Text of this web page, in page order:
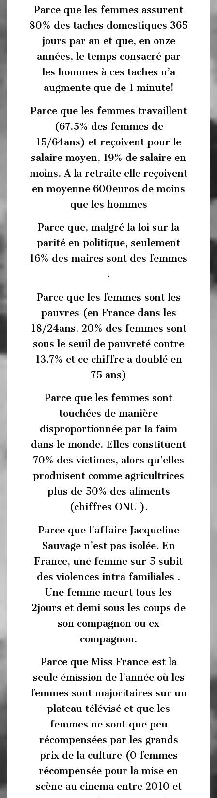
Parce que les femmes assurent
80% des taches domestiques 365
jours par an et que, en onze
années, le temps consacré par
les hommes à ces taches n’a
augmente que de 1 minute!
Parce que les femmes travaillent
(67.5% des femmes de
15/64ans) et reçoivent pour le
salaire moyen, 19% de salaire en
moins. A la retraite elle reçoivent
en moyenne 600euros de moins
que les hommes
Parce que, malgré la loi sur la
parité en politique, seulement
16% des maires sont des femmes
.
Parce que les femmes sont les
pauvres (en France dans les
18/24ans, 20% des femmes sont
sous le seuil de pauvreté contre
13.7% et ce chiffre a doublé en
75 ans)
Parce que les femmes sont
touchées de manière
disproportionnée par la faim
dans le monde. Elles constituent
70% des victimes, alors qu’elles
produisent comme agricultrices
plus de 50% des aliments
(chiffres ONU ).
Parce que l’affaire Jacqueline
Sauvage n’est pas isolée. En
France, une femme sur 5 subit
des violences intra familiales .
Une femme meurt tous les
2jours et demi sous les coups de
son compagnon ou ex
compagnon.
Parce que Miss France est la
seule émission de l’année où les
femmes sont majoritaires sur un
plateau télévisé et que les
femmes ne sont que peu
récompensées par les grands
prix de la culture (0 femmes
récompensée pour la mise en
scène au cinema entre 2010 et